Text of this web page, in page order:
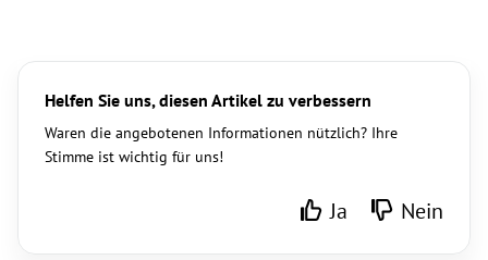
Helfen Sie uns, diesen Artikel zu verbessern
Waren die angebotenen Informationen nützlich? Ihre
Stimme ist wichtig für uns!
Ja Nein